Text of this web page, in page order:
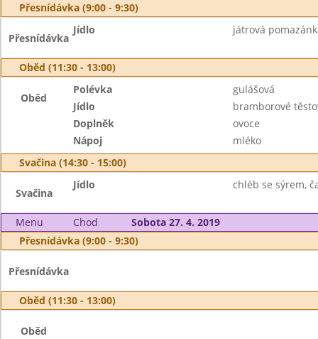
Přesnídávka (9:00 - 9:30)
Přesnídávka
Jídlo játrová
Oběd (11:30 - 13:00)
Oběd
Polévka
gulášová
Jídlo
bramborové
Doplněk
ovoce
Nápoj
mléko
Svačina (14:30 - 15:00)
Svačina
Jídlo chléb se sýrem,
Menu Chod
Sobota 27. 4. 2019
Přesnídávka (9:00 - 9:30)
Přesnídávka
Oběd (11:30 - 13:00)
Oběd